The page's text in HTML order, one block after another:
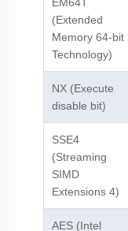
(Extended
Memory 64-bit
Technology)
NX (Execute
disable bit)
SSE4
(Streaming
SIMD
Extensions 4)
AES (Intel